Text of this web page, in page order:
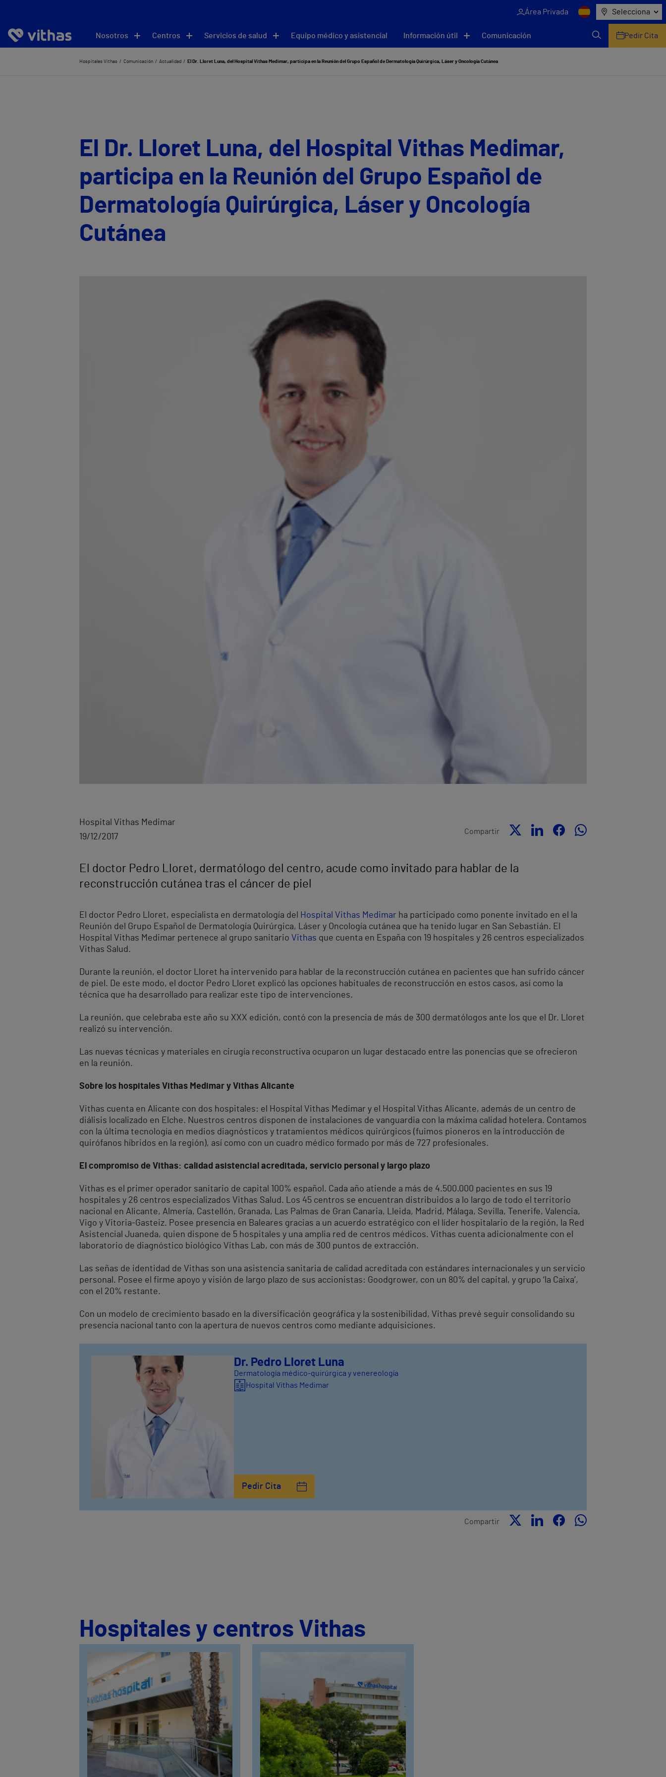
Área Privada Selecciona
Nosotros Centros Servicios de salud Equipo médico y asistencial Información útil Comunicación Pedir Cita
Hospitales Vithas Comunicación Actualidad El Dr. Lloret Luna, del Hospital Vithas Medimar, participa en la Reunión del Grupo Español de Dermatología Quirúrgica, Láser y Oncología Cutánea
El Dr. Lloret Luna, del Hospital Vithas Medimar,
participa en la Reunión del Grupo Español de
Dermatología Quirúrgica, Láser y Oncología
Cutánea
Hospital Vithas Medimar
19/12/2017
Compartir
El doctor Pedro Lloret, dermatólogo del centro, acude como invitado para hablar de la
reconstrucción cutánea tras el cáncer de piel
El doctor Pedro Lloret, especialista en dermatología del Hospital Vithas Medimar ha participado como ponente invitado en el la
Reunión del Grupo Español de Dermatología Quirúrgica, Láser y Oncología cutánea que ha tenido lugar en San Sebastián. El
Hospital Vithas Medimar pertenece al grupo sanitario Vithas que cuenta en España con 19 hospitales y 26 centros especializados
Vithas Salud.
Durante la reunión, el doctor Lloret ha intervenido para hablar de la reconstrucción cutánea en pacientes que han sufrido cáncer
de piel. De este modo, el doctor Pedro Lloret explicó las opciones habituales de reconstrucción en estos casos, así como la
técnica que ha desarrollado para realizar este tipo de intervenciones.
La reunión, que celebraba este año su XXX edición, contó con la presencia de más de 300 dermatólogos ante los que el Dr. Lloret
realizó su intervención.
Las nuevas técnicas y materiales en cirugía reconstructiva ocuparon un lugar destacado entre las ponencias que se ofrecieron
en la reunión.
Sobre los hospitales Vithas Medimar y Vithas Alicante
Vithas cuenta en Alicante con dos hospitales: el Hospital Vithas Medimar y el Hospital Vithas Alicante, además de un centro de
diálisis localizado en Elche. Nuestros centros disponen de instalaciones de vanguardia con la máxima calidad hotelera. Contamos
con la última tecnología en medios diagnósticos y tratamientos médicos quirúrgicos (fuimos pioneros en la introducción de
quirófanos híbridos en la región), así como con un cuadro médico formado por más de 727 profesionales.
El compromiso de Vithas: calidad asistencial acreditada, servicio personal y largo plazo
Vithas es el primer operador sanitario de capital 100% español. Cada año atiende a más de 4.500.000 pacientes en sus 19
hospitales y 26 centros especializados Vithas Salud. Los 45 centros se encuentran distribuidos a lo largo de todo el territorio
nacional en Alicante, Almería, Castellón, Granada, Las Palmas de Gran Canaria, Lleida, Madrid, Málaga, Sevilla, Tenerife, Valencia,
Vigo y Vitoria-Gasteiz. Posee presencia en Baleares gracias a un acuerdo estratégico con el líder hospitalario de la región, la Red
Asistencial Juaneda, quien dispone de 5 hospitales y una amplia red de centros médicos. Vithas cuenta adicionalmente con el
laboratorio de diagnóstico biológico Vithas Lab, con más de 300 puntos de extracción.
Las señas de identidad de Vithas son una asistencia sanitaria de calidad acreditada con estándares internacionales y un servicio
personal. Posee el firme apoyo y visión de largo plazo de sus accionistas: Goodgrower, con un 80% del capital, y grupo ‘la Caixa’,
con el 20% restante.
Con un modelo de crecimiento basado en la diversificación geográfica y la sostenibilidad, Vithas prevé seguir consolidando su
presencia nacional tanto con la apertura de nuevos centros como mediante adquisiciones.
Dr. Pedro Lloret Luna
Dermatología médico-quirúrgica y venereología
Hospital Vithas Medimar
Pedir Cita
Compartir
Hospitales y centros Vithas